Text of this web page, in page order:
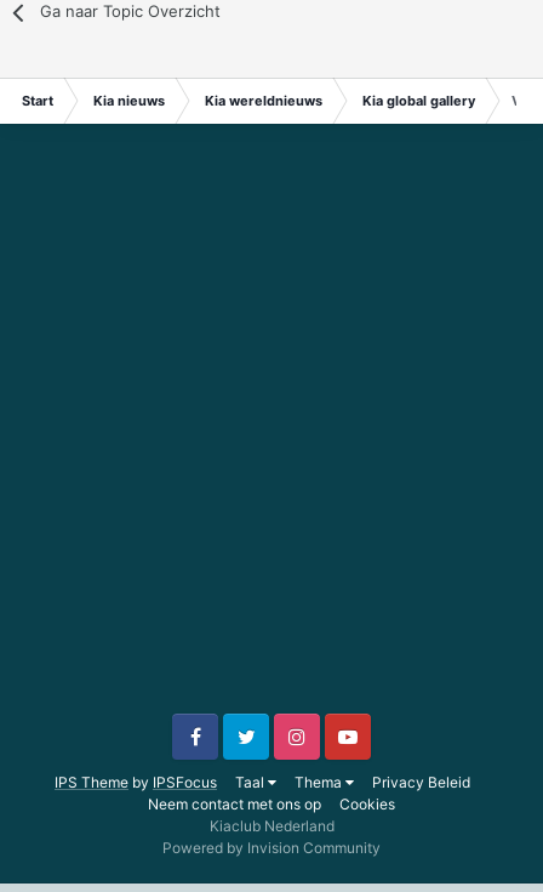
Ga naar Topic Overzicht
Start Kia nieuws Kia wereldnieuws Kia global gallery
IPS Theme by IPSFocus Taal Thema
Privacy Beleid
Neem contact met ons op
Cookies
Kiaclub Nederland
Powered by Invision Community